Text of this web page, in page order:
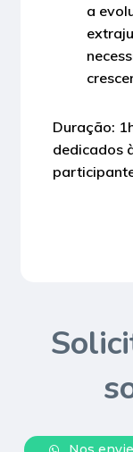
a
Duração:
dedicados